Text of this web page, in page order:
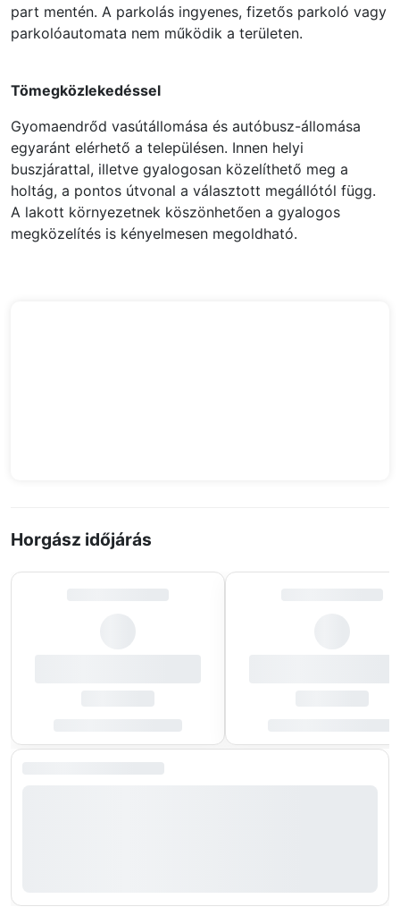
part mentén. A parkolás ingyenes, fizetős parkoló vagy
parkolóautomata nem működik a területen.
Tömegközlekedéssel
Gyomaendrőd vasútállomása és autóbusz-állomása
egyaránt elérhető a településen. Innen helyi
buszjárattal, illetve gyalogosan közelíthető meg a
holtág, a pontos útvonal a választott megállótól függ.
A lakott környezetnek köszönhetően a gyalogos
megközelítés is kényelmesen megoldható.
Horgász időjárás